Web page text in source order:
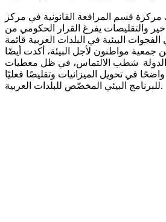
قسم المرافعة القانونية في مركز
والتقليصات يفرغ القرار الحكومي من
جمعية مواطنون لأجل البيئة، أكدت أيضًا
الدولة شطب الالتماس، في ظل معطيات
في تحويل الميزانيات وتقليصًا فعليًا
للبرنامج البيئي المخصّص للبلدات العربية.